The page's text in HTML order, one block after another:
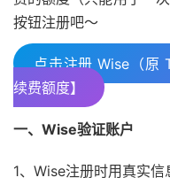
按钮注册吧～
点击注册 Wise（原
续费额度】
一、Wise验证账户
1、Wise注册时用真实信